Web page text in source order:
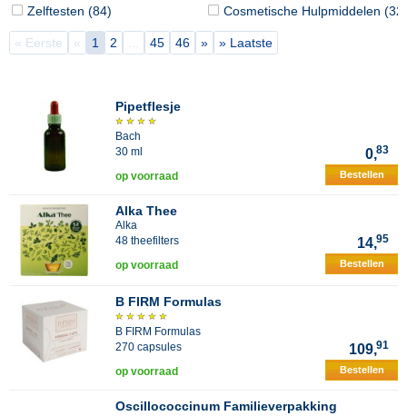
Zelftesten (84)
Cosmetische Hulpmiddelen (32)
« Eerste « 1 2 45 46 » » Laatste
Pipetflesje
Bach
30 ml
0,83
op voorraad Bestellen
Alka Thee
Alka
48 theefilters
14,95
op voorraad Bestellen
B FIRM Formulas
B FIRM Formulas
270 capsules
109,91
op voorraad Bestellen
Oscillococcinum Familieverpakking